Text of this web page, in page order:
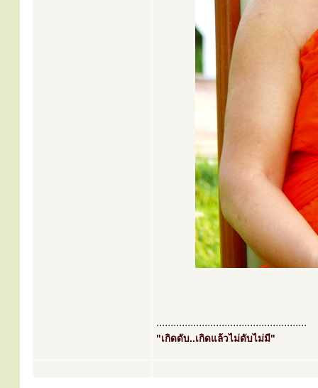
.....................................................
"เกิดดับ..เกิดแล้วไม่ดับไม่มี"